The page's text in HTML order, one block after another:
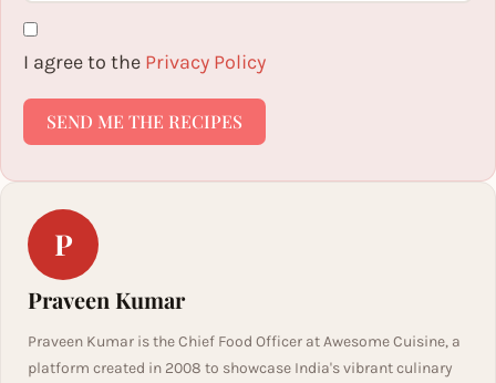
I agree to the Privacy Policy
SEND ME THE RECIPES
P
Praveen Kumar
Praveen Kumar is the Chief Food Officer at Awesome Cuisine, a
platform created in 2008 to showcase India's vibrant culinary